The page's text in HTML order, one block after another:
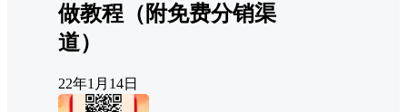
做教程（附免费分销渠
道）
22年1月14日